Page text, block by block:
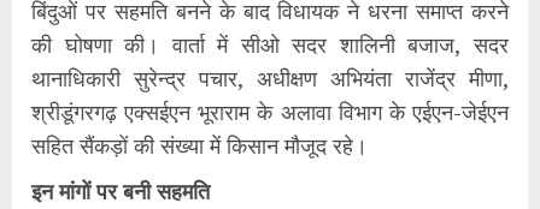
बिंदुओं पर सहमति बनने के बाद विधायक ने धरना समाप्त करने
की घोषणा की। वार्ता में सीओ सदर शालिनी बजाज, सदर
थानाधिकारी सुरेन्द्र पचार, अधीक्षण अभियंता राजेंद्र मीणा,
श्रीडूंगरगढ़ एक्सईएन भूराराम के अलावा विभाग के एईएन-जेईएन
सहित सैंकड़ों की संख्या में किसान मौजूद रहे।
इन मांगों पर बनी सहमति